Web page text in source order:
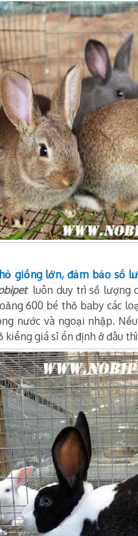
giống lớn, đảm bảo số
luôn duy trì số lượng
600 bé thỏ baby các
nước và ngoại nhập.
kiểng giá sỉ ổn định ở đâu thì